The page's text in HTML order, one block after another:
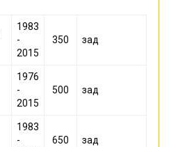
1983
-
2015
350 зад
1976
-
2015
500 зад
1983
-
650 зад